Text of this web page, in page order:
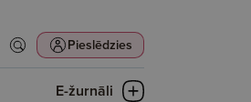
Pieslēdzies
E-žurnāli